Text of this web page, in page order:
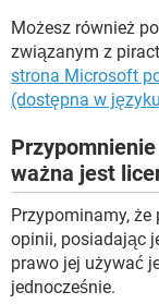
Możesz również
związanym z
strona Microsoft
(dostępna w
ważna jest
Przypominamy,
opinii, posiadając
prawo jej używać
jednocześnie.